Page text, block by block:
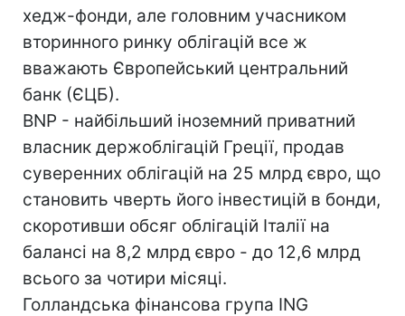
хедж-фонди, але головним учасником
вторинного ринку облігацій все ж
вважають Європейський центральний
банк (ЄЦБ).
BNP - найбільший іноземний приватний
власник держоблігацій Греції, продав
суверенних облігацій на 25 млрд євро, що
становить чверть його інвестицій в бонди,
скоротивши обсяг облігацій Італії на
балансі на 8,2 млрд євро - до 12,6 млрд
всього за чотири місяці.
Голландська фінансова група ING